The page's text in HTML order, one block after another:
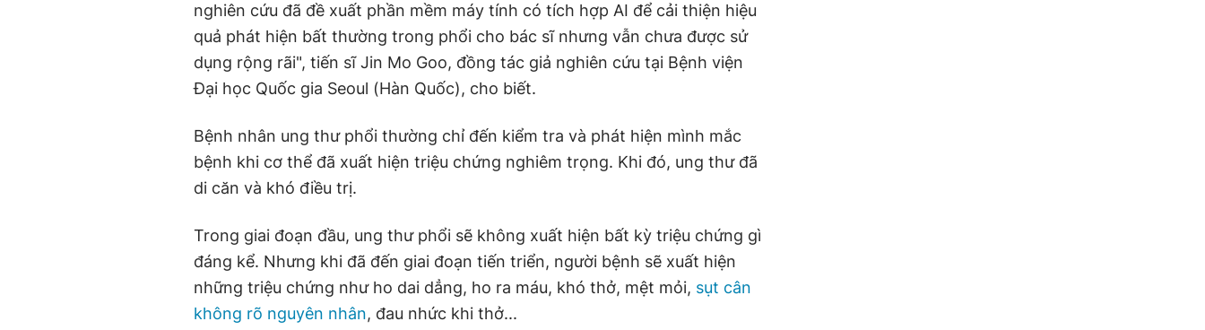
nghiên cứu đã đề xuất phần mềm máy tính có tích hợp AI để cải thiện hiệu
quả phát hiện bất thường trong phổi cho bác sĩ nhưng vẫn chưa được sử
dụng rộng rãi", tiến sĩ Jin Mo Goo, đồng tác giả nghiên cứu tại Bệnh viện
Đại học Quốc gia Seoul (Hàn Quốc), cho biết.
Bệnh nhân ung thư phổi thường chỉ đến kiểm tra và phát hiện mình mắc
bệnh khi cơ thể đã xuất hiện triệu chứng nghiêm trọng. Khi đó, ung thư đã
di căn và khó điều trị.
Trong giai đoạn đầu, ung thư phổi sẽ không xuất hiện bất kỳ triệu chứng gì
đáng kể. Nhưng khi đã đến giai đoạn tiến triển, người bệnh sẽ xuất hiện
những triệu chứng như ho dai dẳng, ho ra máu, khó thở, mệt mỏi, sụt cân
không rõ nguyên nhân, đau nhức khi thở...